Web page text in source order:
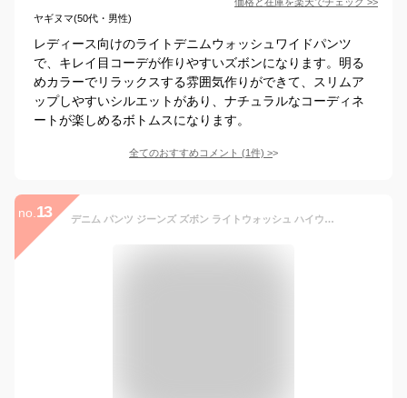
ヤギヌマ(50代・男性)
レディース向けのライトデニムウォッシュワイドパンツ
で、キレイ目コーデが作りやすいズボンになります。明る
めカラーでリラックスする雰囲気作りができて、スリムア
ップしやすいシルエットがあり、ナチュラルなコーディネ
ートが楽しめるボトムスになります。
全てのおすすめコメント (1件) >
no. 13 デニム パンツ ジーンズ ズボン ライトウォッシュ ハイウエスト サルエルパンツ レディース ボトムス キレイめ おしゃれ シンプル 20代 30代 40代